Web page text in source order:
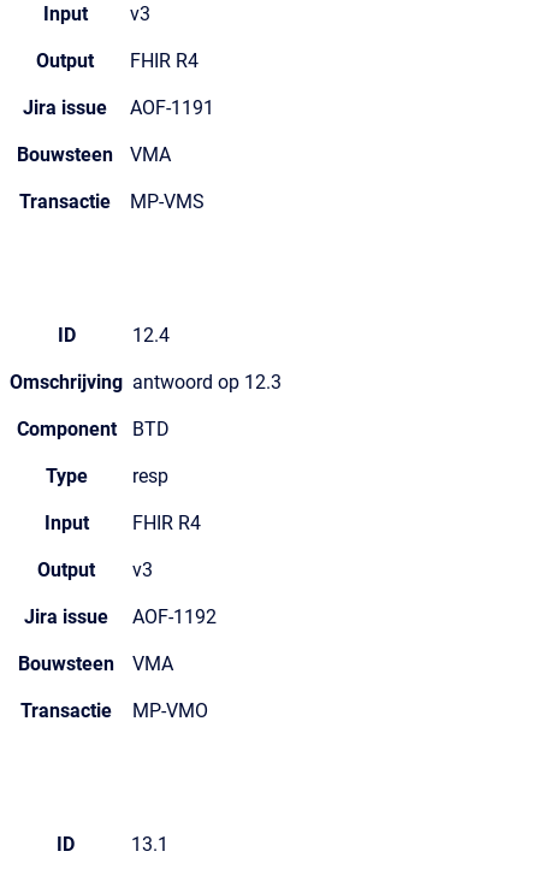
Input v3
Output FHIR R4
Jira issue AOF-1191
Bouwsteen VMA
Transactie MP-VMS
ID 12.4
Omschrijving antwoord op 12.3
Component BTD
Type resp
Input FHIR R4
Output v3
Jira issue AOF-1192
Bouwsteen VMA
Transactie MP-VMO
ID 13.1